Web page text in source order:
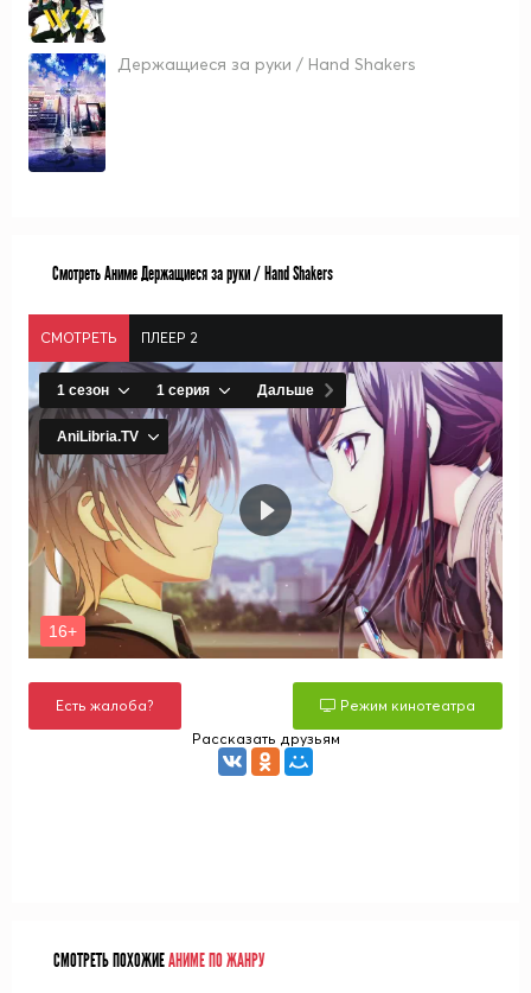
Держащиеся за руки / Hand Shakers
Смотреть Аниме Держащиеся за руки / Hand Shakers
СМОТРЕТЬ ПЛЕЕР 2
Есть жалоба?
Режим кинотеатра
Рассказать друзьям
СМОТРЕТЬ ПОХОЖИЕАНИМЕ ПО ЖАНРУ